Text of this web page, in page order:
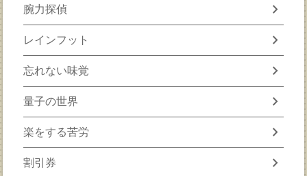
腕力探偵 chevron_right
レインフット chevron_right
忘れない味覚 chevron_right
量子の世界 chevron_right
楽をする苦労 chevron_right
割引券 chevron_right